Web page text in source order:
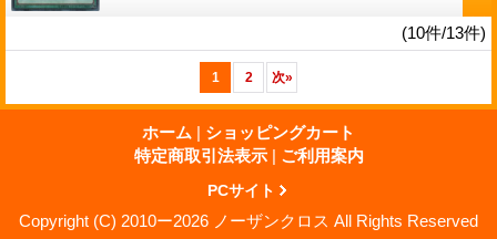
(10件/13件)
1 2 次»
ホーム | ショッピングカート
特定商取引法表示 | ご利用案内
PCサイト
Copyright (C) 2010ー2026 ノーザンクロス All Rights Reserved